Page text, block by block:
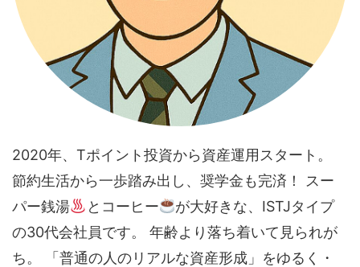
2020年、Tポイント投資から資産運用スタート。
節約生活から一歩踏み出し、奨学金も完済！ スー
パー銭湯
とコーヒー
が大好きな、ISTJタイプ
の30代会社員です。 年齢より落ち着いて見られが
ち。 「普通の人のリアルな資産形成」をゆるく・